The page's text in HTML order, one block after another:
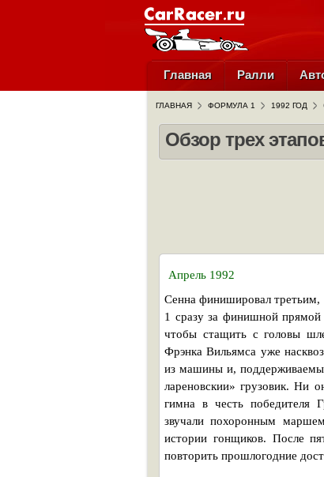
Главная Ралли
ГЛАВНАЯ ФОРМУЛА 1 1992 ГОД
Обзор трех
Апрель 1992
Сенна финишировал третьим,
1 сразу за финишной прямой
чтобы стащить с головы
Фрэнка Вильямса уже
из машины и,
лареновскии» грузовик. Ни
гимна в честь победителя
звучали похоронным
истории гонщиков. После
повторить прошлогодние